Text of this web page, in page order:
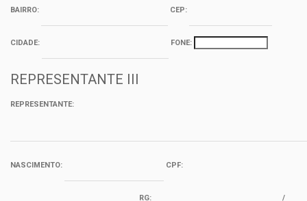
BAIRRO: CEP:
CIDADE: FONE:
REPRESENTANTE III
REPRESENTANTE:
NASCIMENTO: CPF:
RG: /